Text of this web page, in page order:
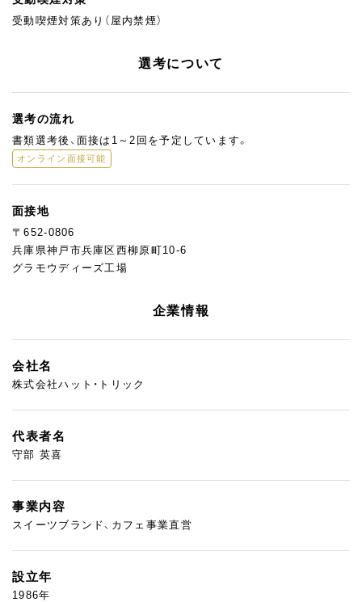
受動喫煙対策あり（屋内禁煙）
選考について
選考の流れ
書類選考後、面接は1～2回を予定しています。
オンライン面接可能
面接地
〒652-0806
兵庫県神戸市兵庫区西柳原町10-6
グラモウディーズ工場
企業情報
会社名
株式会社ハット・トリック
代表者名
守部 英喜
事業内容
スイーツブランド、カフェ事業直営
設立年
1986年